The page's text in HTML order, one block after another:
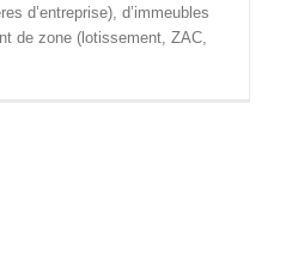
d’entreprise), d’immeubles
de zone (lotissement, ZAC,